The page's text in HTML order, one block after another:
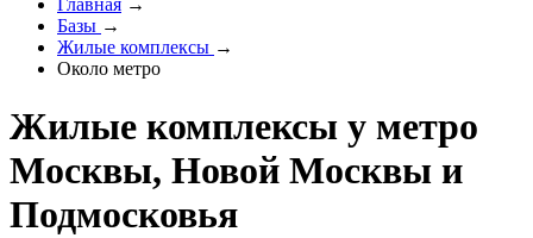
Главная →
Базы →
Жилые комплексы →
Около метро
Жилые комплексы у метро
Москвы, Новой Москвы и
Подмосковья